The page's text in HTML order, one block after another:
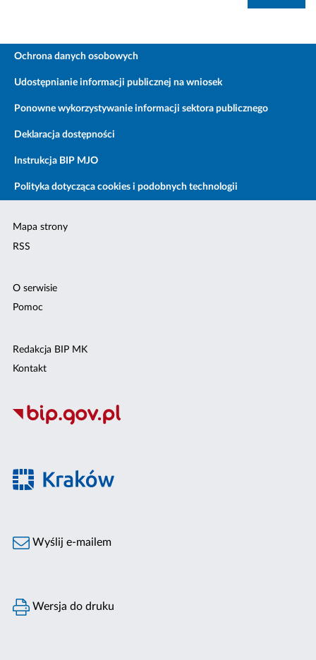
Ochrona danych osobowych
Udostępnianie informacji publicznej na wniosek
Ponowne wykorzystywanie informacji sektora publicznego
Deklaracja dostępności
Instrukcja BIP MJO
Polityka dotycząca cookies i podobnych technologii
Mapa strony
RSS
O serwisie
Pomoc
Redakcja BIP MK
Kontakt
Wyślij e-mailem
Wersja do druku